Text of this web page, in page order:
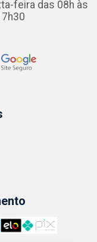
feira das 08h às